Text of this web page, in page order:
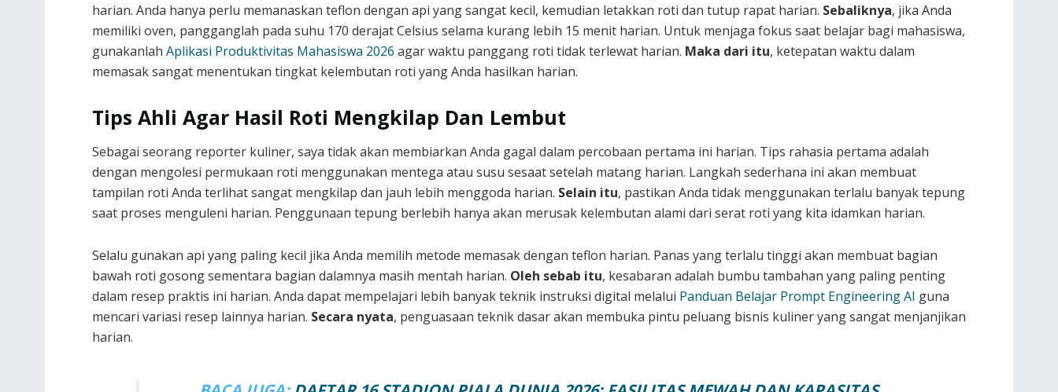
harian. Anda hanya perlu memanaskan teflon dengan api yang sangat kecil, kemudian letakkan roti dan tutup rapat harian. Sebaliknya, jika Anda
memiliki oven, pangganglah pada suhu 170 derajat Celsius selama kurang lebih 15 menit harian. Untuk menjaga fokus saat belajar bagi mahasiswa,
gunakanlah Aplikasi Produktivitas Mahasiswa 2026 agar waktu panggang roti tidak terlewat harian. Maka dari itu, ketepatan waktu dalam
memasak sangat menentukan tingkat kelembutan roti yang Anda hasilkan harian.
Tips Ahli Agar Hasil Roti Mengkilap Dan Lembut
Sebagai seorang reporter kuliner, saya tidak akan membiarkan Anda gagal dalam percobaan pertama ini harian. Tips rahasia pertama adalah
dengan mengolesi permukaan roti menggunakan mentega atau susu sesaat setelah matang harian. Langkah sederhana ini akan membuat
tampilan roti Anda terlihat sangat mengkilap dan jauh lebih menggoda harian. Selain itu, pastikan Anda tidak menggunakan terlalu banyak tepung
saat proses menguleni harian. Penggunaan tepung berlebih hanya akan merusak kelembutan alami dari serat roti yang kita idamkan harian.
Selalu gunakan api yang paling kecil jika Anda memilih metode memasak dengan teflon harian. Panas yang terlalu tinggi akan membuat bagian
bawah roti gosong sementara bagian dalamnya masih mentah harian. Oleh sebab itu, kesabaran adalah bumbu tambahan yang paling penting
dalam resep praktis ini harian. Anda dapat mempelajari lebih banyak teknik instruksi digital melalui Panduan Belajar Prompt Engineering AI guna
mencari variasi resep lainnya harian. Secara nyata, penguasaan teknik dasar akan membuka pintu peluang bisnis kuliner yang sangat menjanjikan
harian.